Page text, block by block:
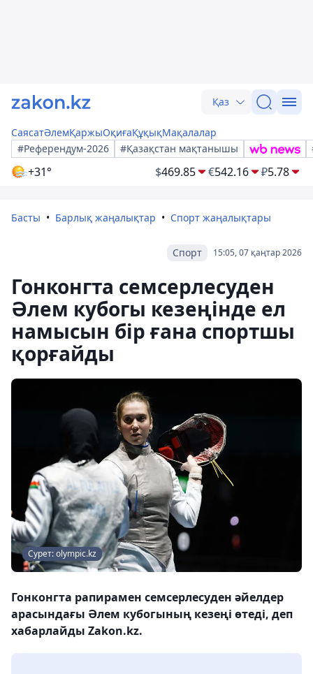
Қаз
СаясатӘлемҚаржыОқиғаҚұқықМақалалар
#Референдум-2026
#Қазақстан мақтанышы
+31° $469.85 €542.16 ₽5.78
Басты Барлық жаңалықтар Спорт жаңалықтары
15:05, 07 қаңтар 2026
Спорт
Гонконгта семсерлесуден
Әлем кубогы кезеңінде ел
намысын бір ғана спортшы
қорғайды
Сурет: olympic.kz
Гонконгта рапирамен семсерлесуден әйелдер
арасындағы Әлем кубогының кезеңі өтеді, деп
хабарлайды Zakon.kz.